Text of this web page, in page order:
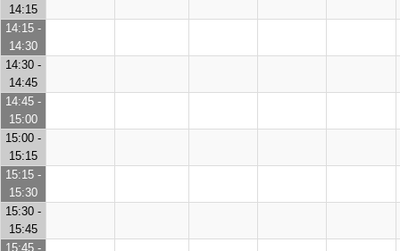
14:15
14:15 -
14:30
14:30 -
14:45
14:45 -
15:00
15:00 -
15:15
15:15 -
15:30
15:30 -
15:45
15:45 -